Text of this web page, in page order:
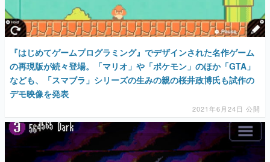
ゲーム開発者・hamatsu氏がゲームの魅力を画面や操作の
具体的な形から解き明かしていく、硬派で骨太な評論連載
です。
ゲームが変えた日本語
「経験値」「裏技」「ラスボス」… ゲームにまつわる言葉
の起源や用法の変遷を、コンピューター文化史研究家・タ
イニーP氏が徹底調査。
カテゴリ
特集記事
マンガ
『はじめてゲームプログラミング』でデザインされた名作ゲーム
の再現版が続々登場。「マリオ」や「ポケモン」のほか「GTA」
なども、「スマブラ」シリーズの生みの親の桜井政博氏も試作の
デモ映像を発表
2021年6月24日 公開